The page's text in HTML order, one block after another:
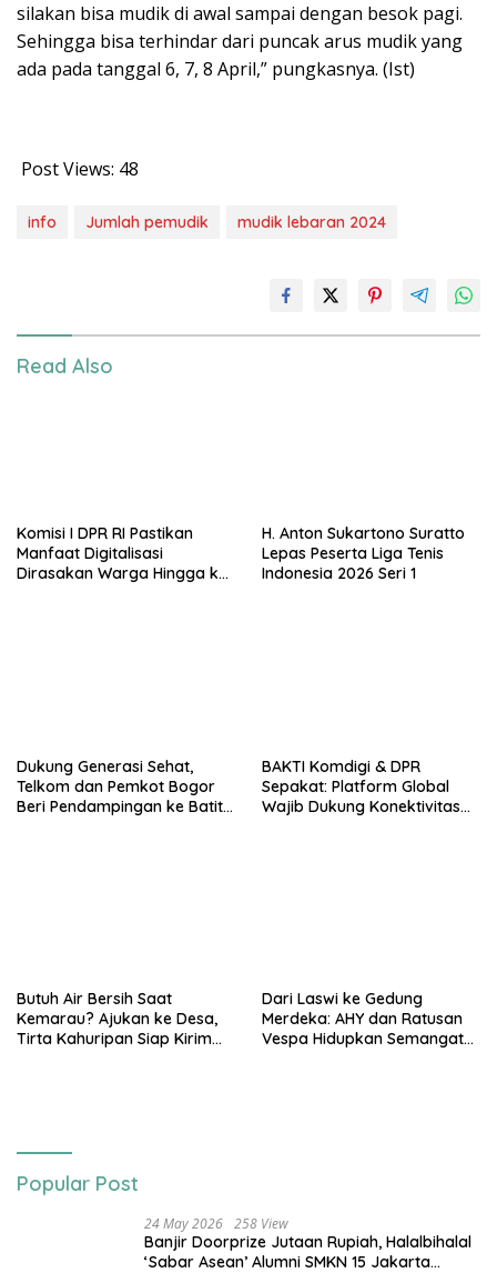
silakan bisa mudik di awal sampai dengan besok pagi.
Sehingga bisa terhindar dari puncak arus mudik yang
ada pada tanggal 6, 7, 8 April,” pungkasnya. (Ist)
Post Views: 48
info Jumlah pemudik mudik lebaran 2024
Read Also
Komisi I DPR RI Pastikan
Manfaat Digitalisasi
Dirasakan Warga Hingga ke
H. Anton Sukartono Suratto
Lepas Peserta Liga Tenis
Indonesia 2026 Seri 1
Dukung Generasi Sehat,
Telkom dan Pemkot Bogor
Beri Pendampingan ke Batita
BAKTI Komdigi & DPR
Sepakat: Platform Global
Wajib Dukung Konektivitas
Butuh Air Bersih Saat
Kemarau? Ajukan ke Desa,
Tirta Kahuripan Siap Kirim
Dari Laswi ke Gedung
Merdeka: AHY dan Ratusan
Vespa Hidupkan Semangat
Popular Post
24 May 2026 258 View
Banjir Doorprize Jutaan Rupiah, Halalbihalal
‘Sabar Asean’ Alumni SMKN 15 Jakarta